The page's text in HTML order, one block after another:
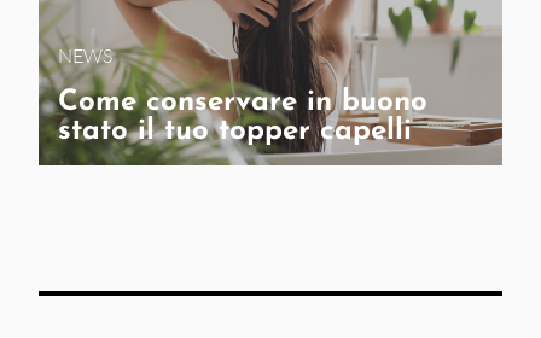
NEWS
Come conservare in buono
stato il tuo topper capelli